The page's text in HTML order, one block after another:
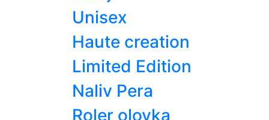
Unisex
Haute creation
Limited Edition
Naliv Pera
Roler olovka